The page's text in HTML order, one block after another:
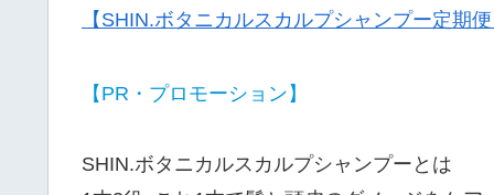
【SHIN.ボタニカルスカルプシャンプー定期
【PR・プロモーション】
SHIN.ボタニカルスカルプシャンプーとは